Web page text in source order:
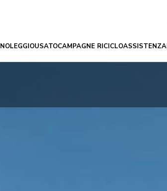
NOLEGGIOUSATOCAMPAGNE RICICLOASSISTENZA